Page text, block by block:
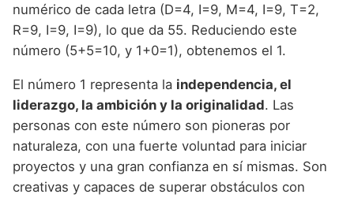
numérico de cada letra (D=4, I=9, M=4, I=9, T=2,
R=9, I=9, I=9), lo que da 55. Reduciendo este
número (5+5=10, y 1+0=1), obtenemos el 1.
El número 1 representa la independencia, el
liderazgo, la ambición y la originalidad. Las
personas con este número son pioneras por
naturaleza, con una fuerte voluntad para iniciar
proyectos y una gran confianza en sí mismas. Son
creativas y capaces de superar obstáculos con